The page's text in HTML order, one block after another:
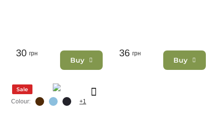
30 грн
Buy
36 грн
Buy
Sale
Colour:
+1